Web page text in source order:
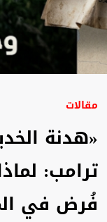
مقالات
«هدنة
ترامب:
فُرض في